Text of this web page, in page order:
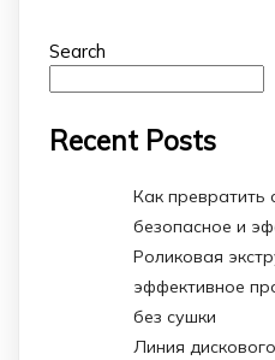
Search
Recent Posts
Как превратить
безопасное и
Роликовая
эффективное
без сушки
Линия